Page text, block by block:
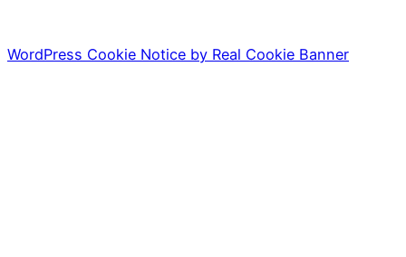
WordPress Cookie Notice by Real Cookie Banner